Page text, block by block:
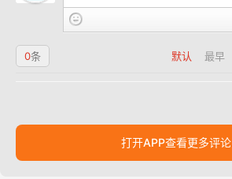
默认 最早
0条
打开APP查看更多评论